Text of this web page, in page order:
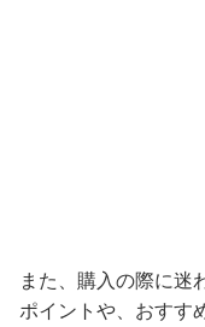
また、購入の際に迷
ポイントや、おすす